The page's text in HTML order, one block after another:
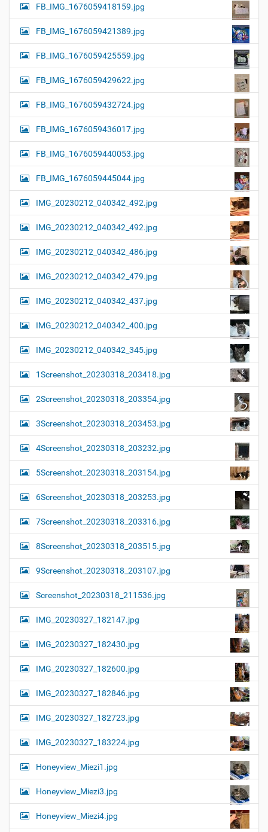
FB_IMG_1676059418159.jpg
FB_IMG_1676059421389.jpg
FB_IMG_1676059425559.jpg
FB_IMG_1676059429622.jpg
FB_IMG_1676059432724.jpg
FB_IMG_1676059436017.jpg
FB_IMG_1676059440053.jpg
FB_IMG_1676059445044.jpg
IMG_20230212_040342_492.jpg
IMG_20230212_040342_492.jpg
IMG_20230212_040342_486.jpg
IMG_20230212_040342_479.jpg
IMG_20230212_040342_437.jpg
IMG_20230212_040342_400.jpg
IMG_20230212_040342_345.jpg
1Screenshot_20230318_203418.jpg
2Screenshot_20230318_203354.jpg
3Screenshot_20230318_203453.jpg
4Screenshot_20230318_203232.jpg
5Screenshot_20230318_203154.jpg
6Screenshot_20230318_203253.jpg
7Screenshot_20230318_203316.jpg
8Screenshot_20230318_203515.jpg
9Screenshot_20230318_203107.jpg
Screenshot_20230318_211536.jpg
IMG_20230327_182147.jpg
IMG_20230327_182430.jpg
IMG_20230327_182600.jpg
IMG_20230327_182846.jpg
IMG_20230327_182723.jpg
IMG_20230327_183224.jpg
Honeyview_Miezi1.jpg
Honeyview_Miezi3.jpg
Honeyview_Miezi4.jpg